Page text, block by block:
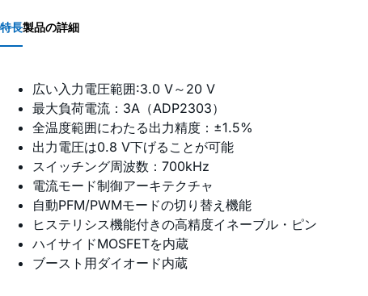
特長製品の詳細
広い入力電圧範囲:3.0 V～20 V
最大負荷電流：3A（ADP2303）
全温度範囲にわたる出力精度：±1.5%
出力電圧は0.8 V下げることが可能
スイッチング周波数：700kHz
電流モード制御アーキテクチャ
自動PFM/PWMモードの切り替え機能
ヒステリシス機能付きの高精度イネーブル・ピン
ハイサイドMOSFETを内蔵
ブースト用ダイオード内蔵